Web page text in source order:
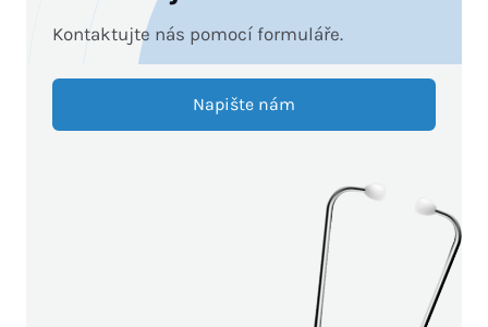
Kontaktujte nás pomocí formuláře.
Napište nám